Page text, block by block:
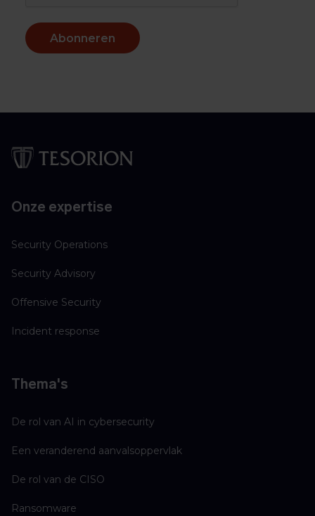
Abonneren
Onze expertise
Security Operations
Security Advisory
Offensive Security
Incident response
Thema's
De rol van AI in cybersecurity
Een veranderend aanvalsoppervlak
De rol van de CISO
Ransomware